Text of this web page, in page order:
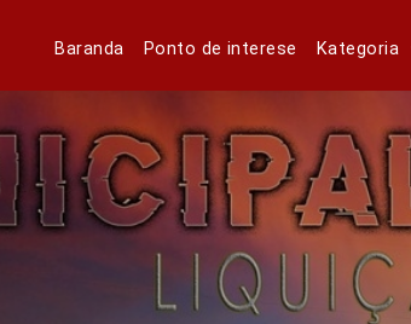
Baranda Ponto de interese Kategoria